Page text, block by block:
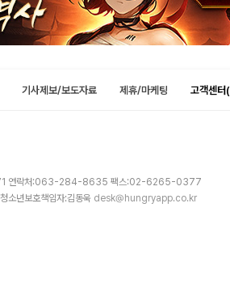
기사제보/보도자료 제휴/마케팅 고객센
로 171 연락처:063-284-8635 팩스:02-6265-0377
년보호책임자:김동욱 desk@hungryapp.co.kr